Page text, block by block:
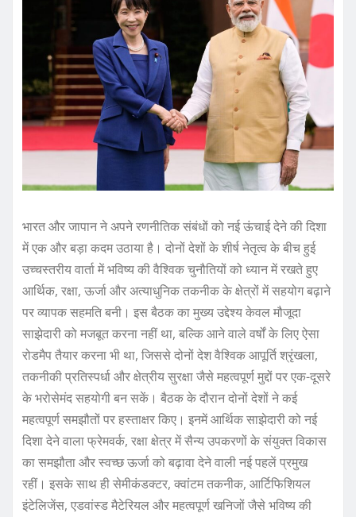
भारत और जापान ने अपने रणनीतिक संबंधों को नई ऊंचाई देने की दिशा
में एक और बड़ा कदम उठाया है। दोनों देशों के शीर्ष नेतृत्व के बीच हुई
उच्चस्तरीय वार्ता में भविष्य की वैश्विक चुनौतियों को ध्यान में रखते हुए
आर्थिक, रक्षा, ऊर्जा और अत्याधुनिक तकनीक के क्षेत्रों में सहयोग बढ़ाने
पर व्यापक सहमति बनी। इस बैठक का मुख्य उद्देश्य केवल मौजूदा
साझेदारी को मजबूत करना नहीं था, बल्कि आने वाले वर्षों के लिए ऐसा
रोडमैप तैयार करना भी था, जिससे दोनों देश वैश्विक आपूर्ति श्रृंखला,
तकनीकी प्रतिस्पर्धा और क्षेत्रीय सुरक्षा जैसे महत्वपूर्ण मुद्दों पर एक-दूसरे
के भरोसेमंद सहयोगी बन सकें। बैठक के दौरान दोनों देशों ने कई
महत्वपूर्ण समझौतों पर हस्ताक्षर किए। इनमें आर्थिक साझेदारी को नई
दिशा देने वाला फ्रेमवर्क, रक्षा क्षेत्र में सैन्य उपकरणों के संयुक्त विकास
का समझौता और स्वच्छ ऊर्जा को बढ़ावा देने वाली नई पहलें प्रमुख
रहीं। इसके साथ ही सेमीकंडक्टर, क्वांटम तकनीक, आर्टिफिशियल
इंटेलिजेंस, एडवांस्ड मैटेरियल और महत्वपूर्ण खनिजों जैसे भविष्य की